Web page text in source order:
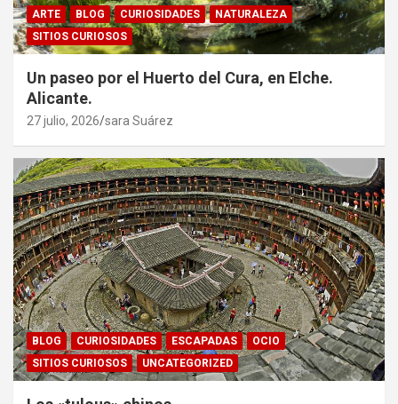
ARTE BLOG CURIOSIDADES
NATURALEZA
SITIOS CURIOSOS
Un paseo por el Huerto del Cura, en Elche.
Alicante.
27 julio, 2026 sara Suárez
BLOG CURIOSIDADES ESCAPADAS
OCIO
SITIOS CURIOSOS
UNCATEGORIZED